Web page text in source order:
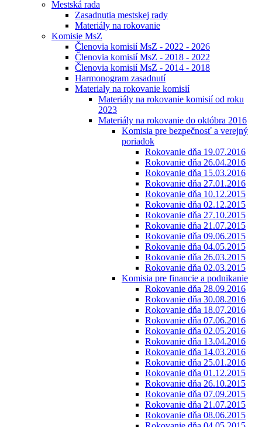
Mestská rada
Zasadnutia mestskej rady
Materiály na rokovanie
Komisie MsZ
Členovia komisií MsZ - 2022 - 2026
Členovia komisií MsZ - 2018 - 2022
Členovia komisií MsZ - 2014 - 2018
Harmonogram zasadnutí
Materialy na rokovanie komisií
Materiály na rokovanie komisií od roku
2023
Materiály na rokovanie do októbra 2016
Komisia pre bezpečnosť a verejný
poriadok
Rokovanie dňa 19.07.2016
Rokovanie dňa 26.04.2016
Rokovanie dňa 15.03.2016
Rokovanie dňa 27.01.2016
Rokovanie dňa 10.12.2015
Rokovanie dňa 02.12.2015
Rokovanie dňa 27.10.2015
Rokovanie dňa 21.07.2015
Rokovanie dňa 09.06.2015
Rokovanie dňa 04.05.2015
Rokovanie dňa 26.03.2015
Rokovanie dňa 02.03.2015
Komisia pre financie a podnikanie
Rokovanie dňa 28.09.2016
Rokovanie dňa 30.08.2016
Rokovanie dňa 18.07.2016
Rokovanie dňa 07.06.2016
Rokovanie dňa 02.05.2016
Rokovanie dňa 13.04.2016
Rokovanie dňa 14.03.2016
Rokovanie dňa 25.01.2016
Rokovanie dňa 01.12.2015
Rokovanie dňa 26.10.2015
Rokovanie dňa 07.09.2015
Rokovanie dňa 21.07.2015
Rokovanie dňa 08.06.2015